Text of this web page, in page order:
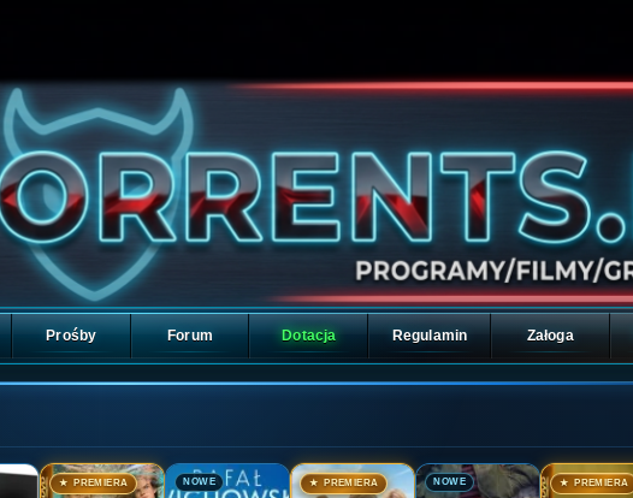
Prośby Forum Dotacja Regulamin Załoga
★ PREMIERA NOWE ★ PREMIERA NOWE ★ PREMIERA